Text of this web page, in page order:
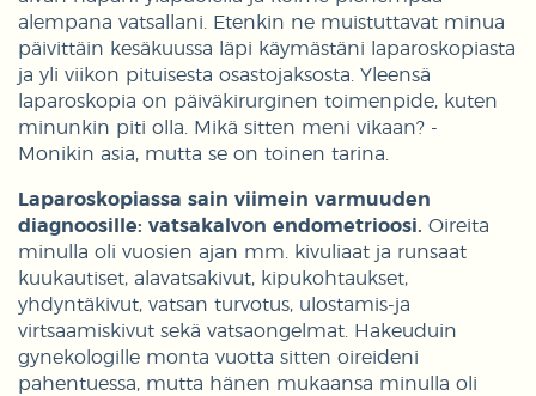
alempana vatsallani. Etenkin ne muistuttavat minua
päivittäin kesäkuussa läpi käymästäni laparoskopiasta
ja yli viikon pituisesta osastojaksosta. Yleensä
laparoskopia on päiväkirurginen toimenpide, kuten
minunkin piti olla. Mikä sitten meni vikaan? -
Monikin asia, mutta se on toinen tarina.
Laparoskopiassa sain viimein varmuuden
diagnoosille: vatsakalvon endometrioosi. Oireita
minulla oli vuosien ajan mm. kivuliaat ja runsaat
kuukautiset, alavatsakivut, kipukohtaukset,
yhdyntäkivut, vatsan turvotus, ulostamis-ja
virtsaamiskivut sekä vatsaongelmat. Hakeuduin
gynekologille monta vuotta sitten oireideni
pahentuessa, mutta hänen mukaansa minulla oli